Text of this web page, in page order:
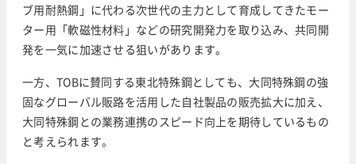
ブ用耐熱鋼」に代わる次世代の主力として育成してきたモー
ター用「軟磁性材料」などの研究開発力を取り込み、共同開
発を一気に加速させる狙いがあります。
一方、TOBに賛同する東北特殊鋼としても、大同特殊鋼の強
固なグローバル販路を活用した自社製品の販売拡大に加え、
大同特殊鋼との業務連携のスピード向上を期待しているもの
と考えられます。